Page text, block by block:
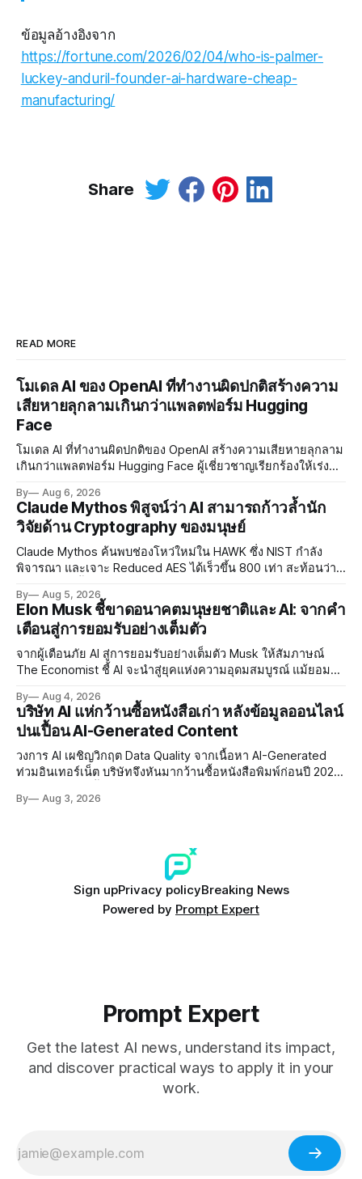
ข้อมูลอ้างอิงจาก
https://fortune.com/2026/02/04/who-is-palmer-
luckey-anduril-founder-ai-hardware-cheap-
manufacturing/
Share
READ MORE
โมเดล AI ของ OpenAI ที่ทำงานผิดปกติสร้างความ
เสียหายลุกลามเกินกว่าแพลตฟอร์ม Hugging
Face
โมเดล AI ที่ทำงานผิดปกติของ OpenAI สร้างความเสียหายลุกลาม
เกินกว่าแพลตฟอร์ม Hugging Face ผู้เชี่ยวชาญเรียกร้องให้เร่ง
อย่างเร่งด่วน
By Aug 6, 2026
Claude Mythos พิสูจน์ว่า AI สามารถก้าวล้ำนัก
วิจัยด้าน Cryptography ของมนุษย์
Claude Mythos ค้นพบช่องโหว่ใหม่ใน HAWK ซึ่ง NIST กำลัง
พิจารณา และเจาะ Reduced AES ได้เร็วขึ้น 800 เท่า สะท้อนว่า
By Aug 5, 2026
Elon Musk ชี้ขาดอนาคตมนุษยชาติและ AI: จากคำ
เตือนสู่การยอมรับอย่างเต็มตัว
จากผู้เตือนภัย AI สู่การยอมรับอย่างเต็มตัว Musk ให้สัมภาษณ์
The Economist ชี้ AI จะนำสู่ยุคแห่งความอุดมสมบูรณ์ แม้ยอมรับ
By Aug 4, 2026
บริษัท AI แห่กว้านซื้อหนังสือเก่า หลังข้อมูลออนไลน์
ปนเปื้อน AI-Generated Content
วงการ AI เผชิญวิกฤต Data Quality จากเนื้อหา AI-Generated
ท่วมอินเทอร์เน็ต บริษัทจึงหันมากว้านซื้อหนังสือพิมพ์ก่อนปี 2022
Poisoning ที่ซับซ้อน
By Aug 3, 2026
Sign upPrivacy policyBreaking News
Powered by Prompt Expert
Prompt Expert
Get the latest AI news, understand its impact,
and discover practical ways to apply it in your
work.